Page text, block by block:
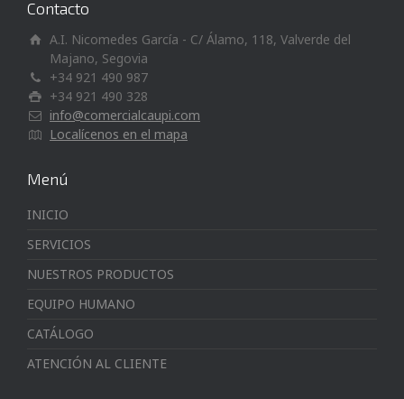
Contacto
A.I. Nicomedes García - C/ Álamo, 118, Valverde del
Majano, Segovia
+34 921 490 987
+34 921 490 328
info@comercialcaupi.com
Localícenos en el mapa
Menú
INICIO
SERVICIOS
NUESTROS PRODUCTOS
EQUIPO HUMANO
CATÁLOGO
ATENCIÓN AL CLIENTE